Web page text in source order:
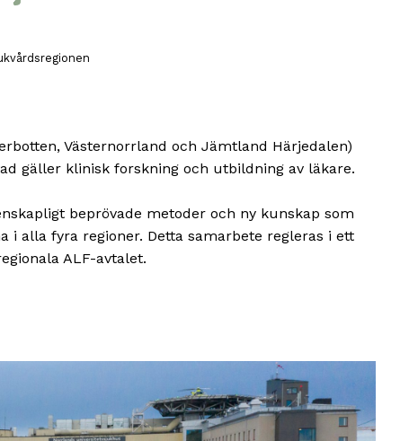
Västernorrland och Jämtland Härjedalen)
gäller klinisk forskning och utbildning av läkare.
beprövade metoder och ny kunskap som
i alla fyra regioner. Detta samarbete regleras i ett
ALF-avtalet.